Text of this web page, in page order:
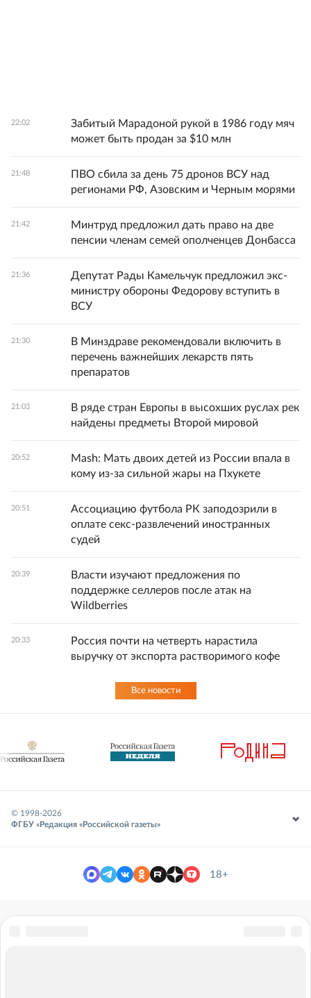
22:02
Забитый Марадоной рукой в 1986 году мяч
может быть продан за $10 млн
21:48
ПВО сбила за день 75 дронов ВСУ над
регионами РФ, Азовским и Черным морями
21:42
Минтруд предложил дать право на две
пенсии членам семей ополченцев Донбасса
21:36
Депутат Рады Камельчук предложил экс-
министру обороны Федорову вступить в
ВСУ
21:30
В Минздраве рекомендовали включить в
перечень важнейших лекарств пять
препаратов
21:03
В ряде стран Европы в высохших руслах рек
найдены предметы Второй мировой
20:52
Mash: Мать двоих детей из России впала в
кому из-за сильной жары на Пхукете
20:51
Ассоциацию футбола РК заподозрили в
оплате секс-развлечений иностранных
судей
20:39
Власти изучают предложения по
поддержке селлеров после атак на
Wildberries
20:33
Россия почти на четверть нарастила
выручку от экспорта растворимого кофе
Все новости
© 1998-2026
ФГБУ «Редакция «Российской газеты»
18+